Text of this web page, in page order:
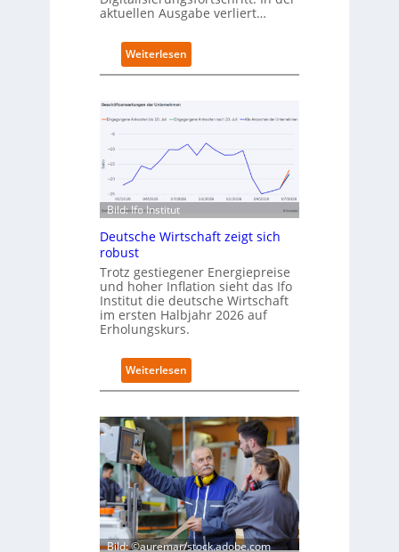
e
n
e
u
C
a
m
s
aktuellen Ausgabe verliert…
Weiterlesen:
D
t
c
a
i
B
i
t
k
m
-
D
S
I
-
I
n
d
e
x
Bild: Ifo Institut
Deutsche Wirtschaft zeigt sich
robust
Trotz gestiegener Energiepreise
und hoher Inflation sieht das Ifo
Institut die deutsche Wirtschaft
im ersten Halbjahr 2026 auf
Erholungskurs.
Weiterlesen:
D
u
t
s
c
h
e
W
i
r
Bild: ©auremar/stock.adobe.com